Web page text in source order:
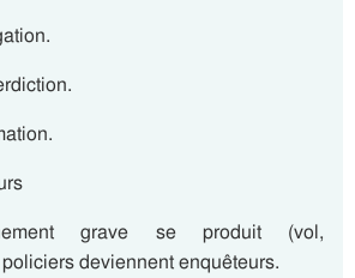
grave se produit (vol,
deviennent enquêteurs.